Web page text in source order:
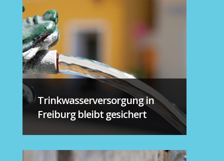
Trinkwasserversorgung in
Freiburg bleibt gesichert